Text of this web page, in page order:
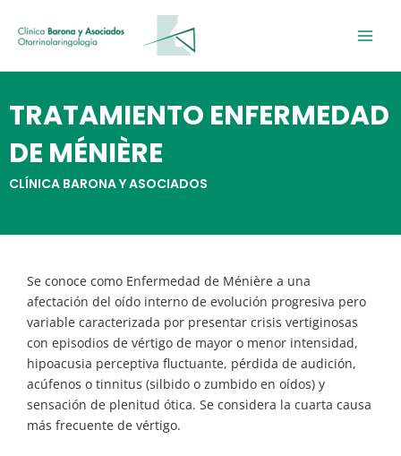
contenido
TRATAMIENTO ENFERMEDAD
DE MÉNIÈRE
CLÍNICA BARONA Y ASOCIADOS
Se conoce como Enfermedad de Ménière a una
afectación del oído interno de evolución progresiva pero
variable caracterizada por presentar crisis vertiginosas
con episodios de vértigo de mayor o menor intensidad,
hipoacusia perceptiva fluctuante, pérdida de audición,
acúfenos o tinnitus (silbido o zumbido en oídos) y
sensación de plenitud ótica. Se considera la cuarta causa
más frecuente de vértigo.